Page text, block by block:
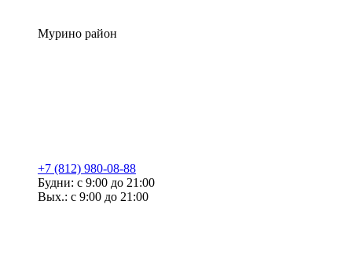
Мурино район
+7 (812) 980-08-88
Будни: с 9:00 до 21:00
Вых.: с 9:00 до 21:00